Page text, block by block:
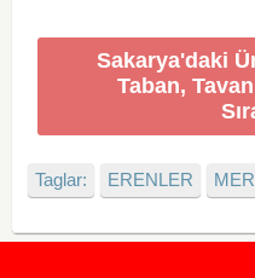
Sakarya'daki
Taban,
Taglar: ERENLER